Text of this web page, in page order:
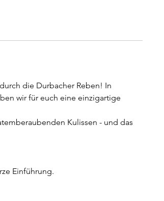
die Durbacher Reben! In
wir für euch eine einzigartige
Kulissen - und das
Einführung.